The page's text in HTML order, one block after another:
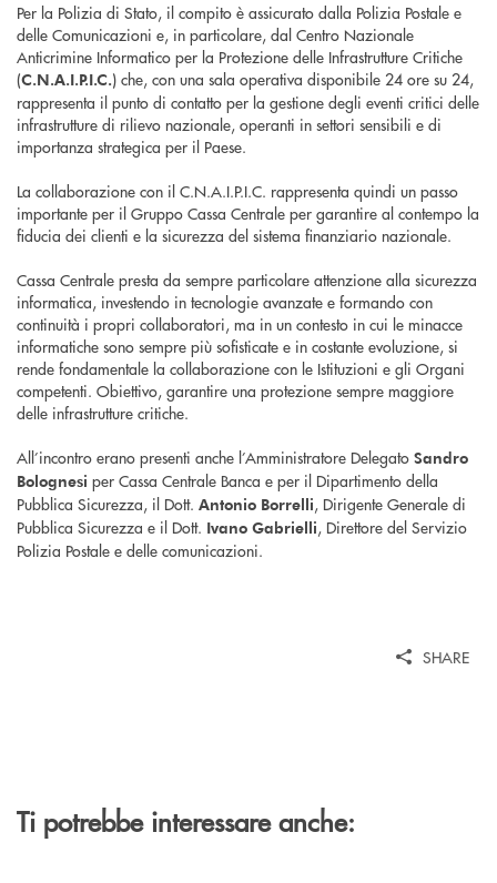
Per la Polizia di Stato, il compito è assicurato dalla Polizia Postale e
delle Comunicazioni e, in particolare, dal Centro Nazionale
Anticrimine Informatico per la Protezione delle Infrastrutture Critiche
(C.N.A.I.P.I.C.) che, con una sala operativa disponibile 24 ore su 24,
rappresenta il punto di contatto per la gestione degli eventi critici delle
infrastrutture di rilievo nazionale, operanti in settori sensibili e di
importanza strategica per il Paese.
La collaborazione con il C.N.A.I.P.I.C. rappresenta quindi un passo
importante per il Gruppo Cassa Centrale per garantire al contempo la
fiducia dei clienti e la sicurezza del sistema finanziario nazionale.
Cassa Centrale presta da sempre particolare attenzione alla sicurezza
informatica, investendo in tecnologie avanzate e formando con
continuità i propri collaboratori, ma in un contesto in cui le minacce
informatiche sono sempre più sofisticate e in costante evoluzione, si
rende fondamentale la collaborazione con le Istituzioni e gli Organi
competenti. Obiettivo, garantire una protezione sempre maggiore
delle infrastrutture critiche.
All’incontro erano presenti anche l’Amministratore Delegato Sandro
Bolognesi per Cassa Centrale Banca e per il Dipartimento della
Pubblica Sicurezza, il Dott. Antonio Borrelli, Dirigente Generale di
Pubblica Sicurezza e il Dott. Ivano Gabrielli, Direttore del Servizio
Polizia Postale e delle comunicazioni.
SHARE
Ti potrebbe interessare anche: